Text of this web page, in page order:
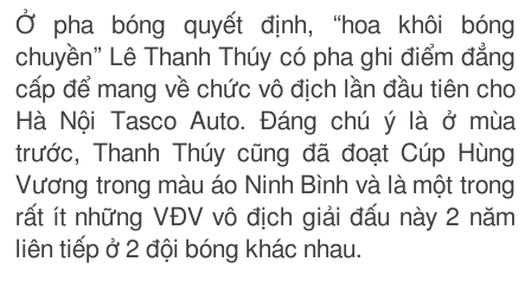
Ở pha bóng quyết định, “hoa khôi bóng
chuyền” Lê Thanh Thúy có pha ghi điểm đẳng
cấp để mang về chức vô địch lần đầu tiên cho
Hà Nội Tasco Auto. Đáng chú ý là ở mùa
trước, Thanh Thúy cũng đã đoạt Cúp Hùng
Vương trong màu áo Ninh Bình và là một trong
rất ít những VĐV vô địch giải đấu này 2 năm
liên tiếp ở 2 đội bóng khác nhau.